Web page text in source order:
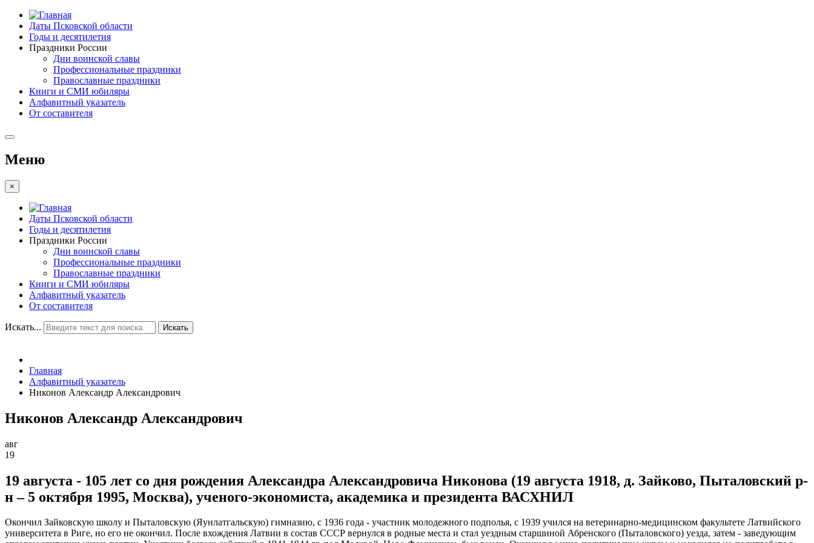
Даты Псковской области
Годы и десятилетия
Праздники России
Дни воинской славы
Профессиональные праздники
Православные праздники
Книги и СМИ юбиляры
Алфавитный указатель
От составителя
Меню
×
Даты Псковской области
Годы и десятилетия
Праздники России
Дни воинской славы
Профессиональные праздники
Православные праздники
Книги и СМИ юбиляры
Алфавитный указатель
От составителя
Искать... Искать
Главная
Алфавитный указатель
Никонов Александр Александрович
Никонов Александр Александрович
авг
19
19 августа - 105 лет со дня рождения Александра Александровича Никонова (19 августа 1918, д. Зайково, Пыталовский р-
н – 5 октября 1995, Москва), ученого-экономиста, академика и президента ВАСХНИЛ
Окончил Зайковскую школу и Пыталовскую (Яунлатгальскую) гимназию, с 1936 года - участник молодежного подполья, с 1939 учился на ветеринарно-медицинском факультете Латвийского
университета в Риге, но его не окончил. После вхождения Латвии в состав СССР вернулся в родные места и стал уездным старшиной Абренского (Пыталовского) уезда, затем - заведующим